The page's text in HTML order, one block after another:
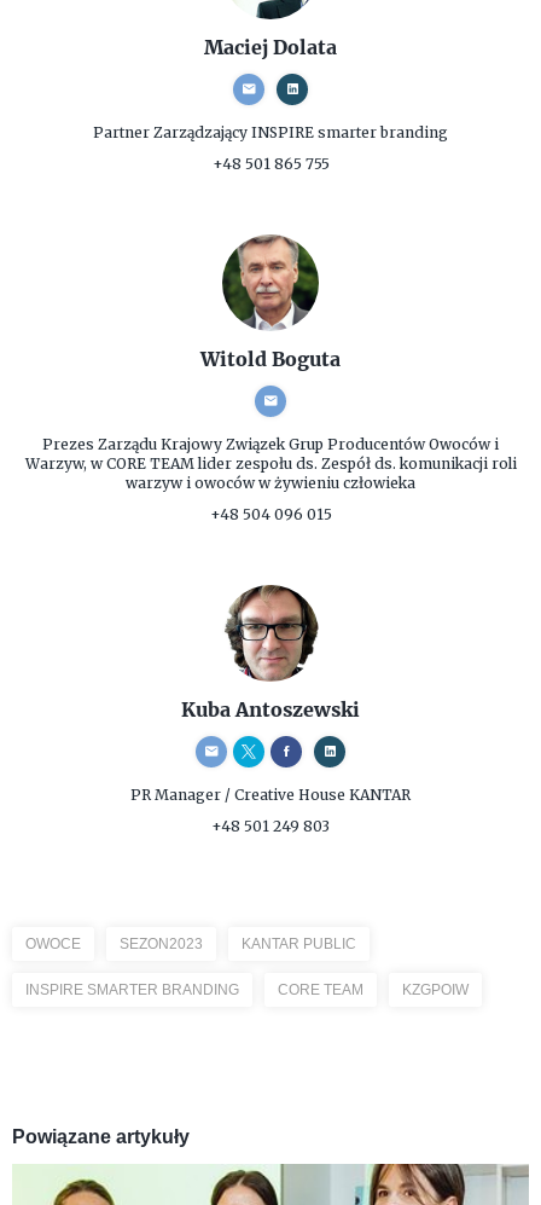
Maciej Dolata
Partner Zarządzający INSPIRE smarter branding
+48 501 865 755
Witold Boguta
Prezes Zarządu Krajowy Związek Grup Producentów Owoców i
Warzyw, w CORE TEAM lider zespołu ds. Zespół ds. komunikacji roli
warzyw i owoców w żywieniu człowieka
+48 504 096 015
Kuba Antoszewski
PR Manager / Creative House KANTAR
+48 501 249 803
OWOCE SEZON2023 KANTAR PUBLIC
INSPIRE SMARTER BRANDING CORE TEAM KZGPOIW
Powiązane artykuły